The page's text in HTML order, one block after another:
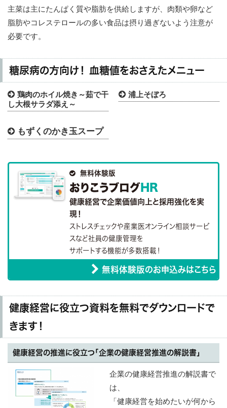
主菜は主にたんぱく質や脂肪を供給しますが、肉類や卵など
脂肪やコレステロールの多い食品は摂り過ぎないよう注意が
必要です。
糖尿病の方向け！ 血糖値をおさえたメニュー
 鶏肉のホイル焼き～茹で干
し大根サラダ添え～
 浦上そぼろ
 もずくのかき玉スープ
 無料体験版
おりこうブログ HR
健康経営で企業価値向上と採用強化を実
現！
ストレスチェックや産業医オンライン相談サービ
スなど社員の健康管理を
サポートする機能が多数搭載！
無料体験版のお申込みはこちら
健康経営に役立つ資料を無料でダウンロードで
きます！
健康経営の推進に役立つ「企業の健康経営推進の解説書」
企業の健康経営推進の解説書で
は、
「健康経営を始めたいが何から